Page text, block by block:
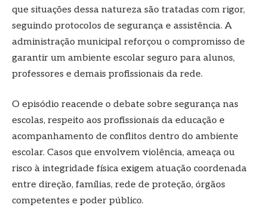
que situações dessa natureza são tratadas com rigor,
seguindo protocolos de segurança e assistência. A
administração municipal reforçou o compromisso de
garantir um ambiente escolar seguro para alunos,
professores e demais profissionais da rede.
O episódio reacende o debate sobre segurança nas
escolas, respeito aos profissionais da educação e
acompanhamento de conflitos dentro do ambiente
escolar. Casos que envolvem violência, ameaça ou
risco à integridade física exigem atuação coordenada
entre direção, famílias, rede de proteção, órgãos
competentes e poder público.